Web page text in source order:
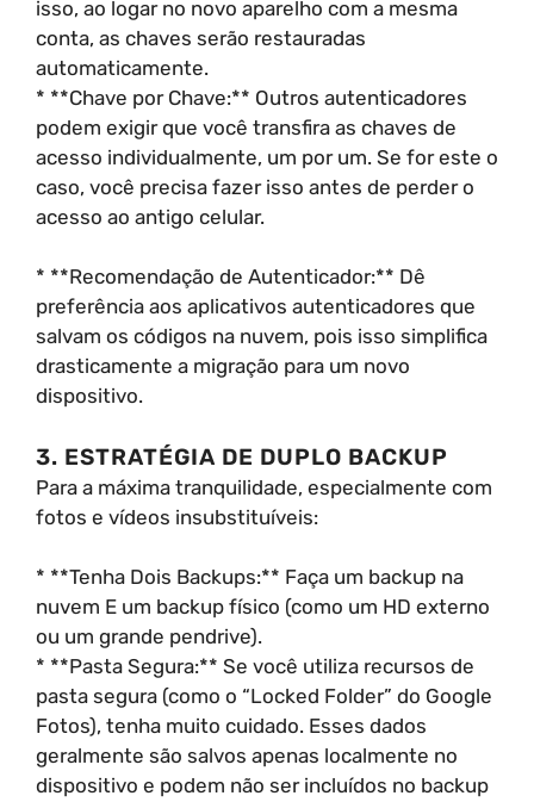
isso, ao logar no novo aparelho com a mesma
conta, as chaves serão restauradas
automaticamente.
* **Chave por Chave:** Outros autenticadores
podem exigir que você transfira as chaves de
acesso individualmente, um por um. Se for este o
caso, você precisa fazer isso antes de perder o
acesso ao antigo celular.
* **Recomendação de Autenticador:** Dê
preferência aos aplicativos autenticadores que
salvam os códigos na nuvem, pois isso simplifica
drasticamente a migração para um novo
dispositivo.
3. ESTRATÉGIA DE DUPLO BACKUP
Para a máxima tranquilidade, especialmente com
fotos e vídeos insubstituíveis:
* **Tenha Dois Backups:** Faça um backup na
nuvem E um backup físico (como um HD externo
ou um grande pendrive).
* **Pasta Segura:** Se você utiliza recursos de
pasta segura (como o “Locked Folder” do Google
Fotos), tenha muito cuidado. Esses dados
geralmente são salvos apenas localmente no
dispositivo e podem não ser incluídos no backup